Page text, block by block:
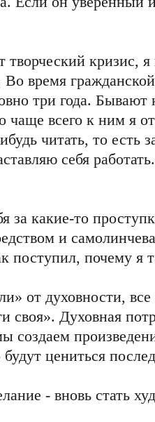
творческий кризис,
время
три года.
чаще всего к ним я
читать, то есть
себя
за какие-то
и
поступил, почему я
от духовности,
своя». Духовная
создаем
будут цениться
- вновь стать